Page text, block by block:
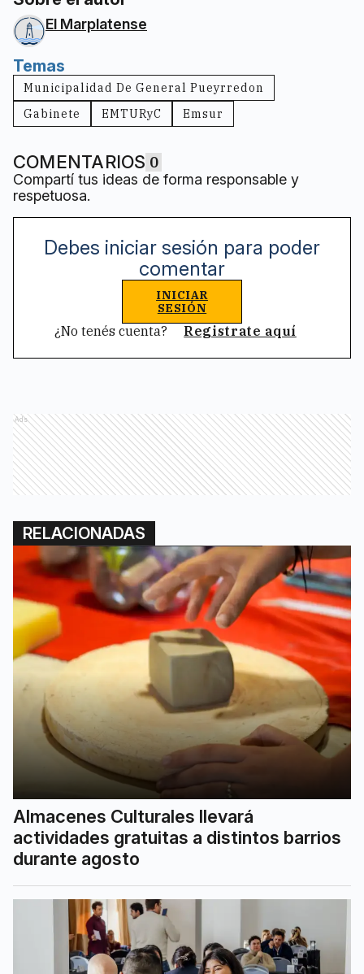
El Marplatense
Temas
Municipalidad De General Pueyrredon
Gabinete
EMTURyC Emsur
COMENTARIOS 0
Compartí tus ideas de forma responsable y
respetuosa.
Debes iniciar sesión para poder
comentar
INICIAR
SESIÓN
¿No tenés cuenta? Registrate aquí
Ads
RELACIONADAS
Almacenes Culturales llevará
actividades gratuitas a distintos barrios
durante agosto